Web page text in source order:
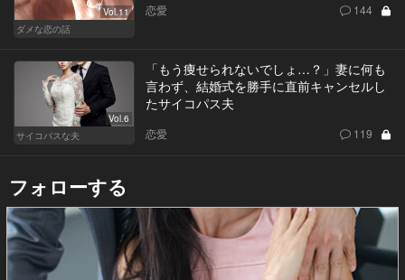
Vol.11
ダメな恋の話
恋愛 144
Vol.6
サイコパスな夫
「もう痩せられないでしょ…？」妻に何も
言わず、結婚式を勝手に直前キャンセルし
たサイコパス夫
恋愛 119
フォローする